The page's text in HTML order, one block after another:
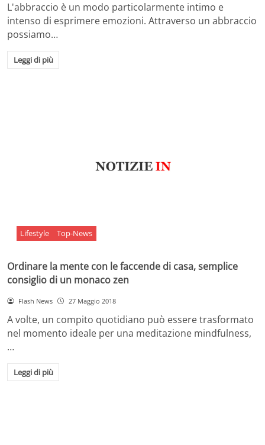
L'abbraccio è un modo particolarmente intimo e
intenso di esprimere emozioni. Attraverso un abbraccio
possiamo…
Leggi di più
Lifestyle Top-News
Ordinare la mente con le faccende di casa, semplice
consiglio di un monaco zen
Flash News 27 Maggio 2018
A volte, un compito quotidiano può essere trasformato
nel momento ideale per una meditazione mindfulness,
…
Leggi di più